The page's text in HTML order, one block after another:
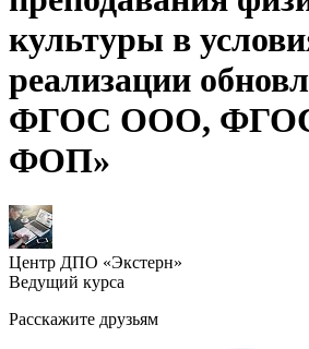
культуры в
реализации
ФГОС ООО,
ФОП»
Центр ДПО «Экстерн»
Ведущий курса
Расскажите друзьям